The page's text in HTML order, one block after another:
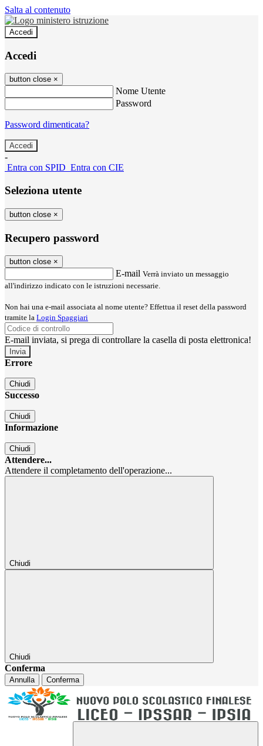
Salta al contenuto
Accedi
Accedi
button close ×
Nome Utente
Password
Password dimenticata?
-
Entra con SPID Entra con CIE
Seleziona utente
button close ×
Recupero password
button close ×
E-mail Verrà inviato un messaggio
all'indirizzo indicato con le istruzioni necessarie.
Non hai una e-mail associata al nome utente? Effettua il reset della password
tramite la Login Spaggiari
E-mail inviata, si prega di controllare la casella di posta elettronica!
Errore
Chiudi
Successo
Chiudi
Informazione
Chiudi
Attendere...
Attendere il completamento dell'operazione...
Chiudi
Chiudi
Conferma
Annulla Conferma